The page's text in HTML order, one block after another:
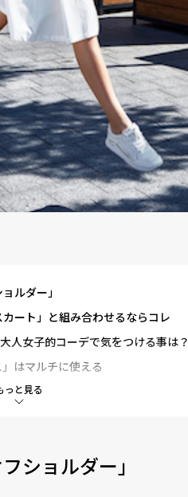
っと見る
ルダー」
ート」と組み合わせるならコレ
人女子的コーデで気をつける事は？
はマルチに使える
ショルダー」